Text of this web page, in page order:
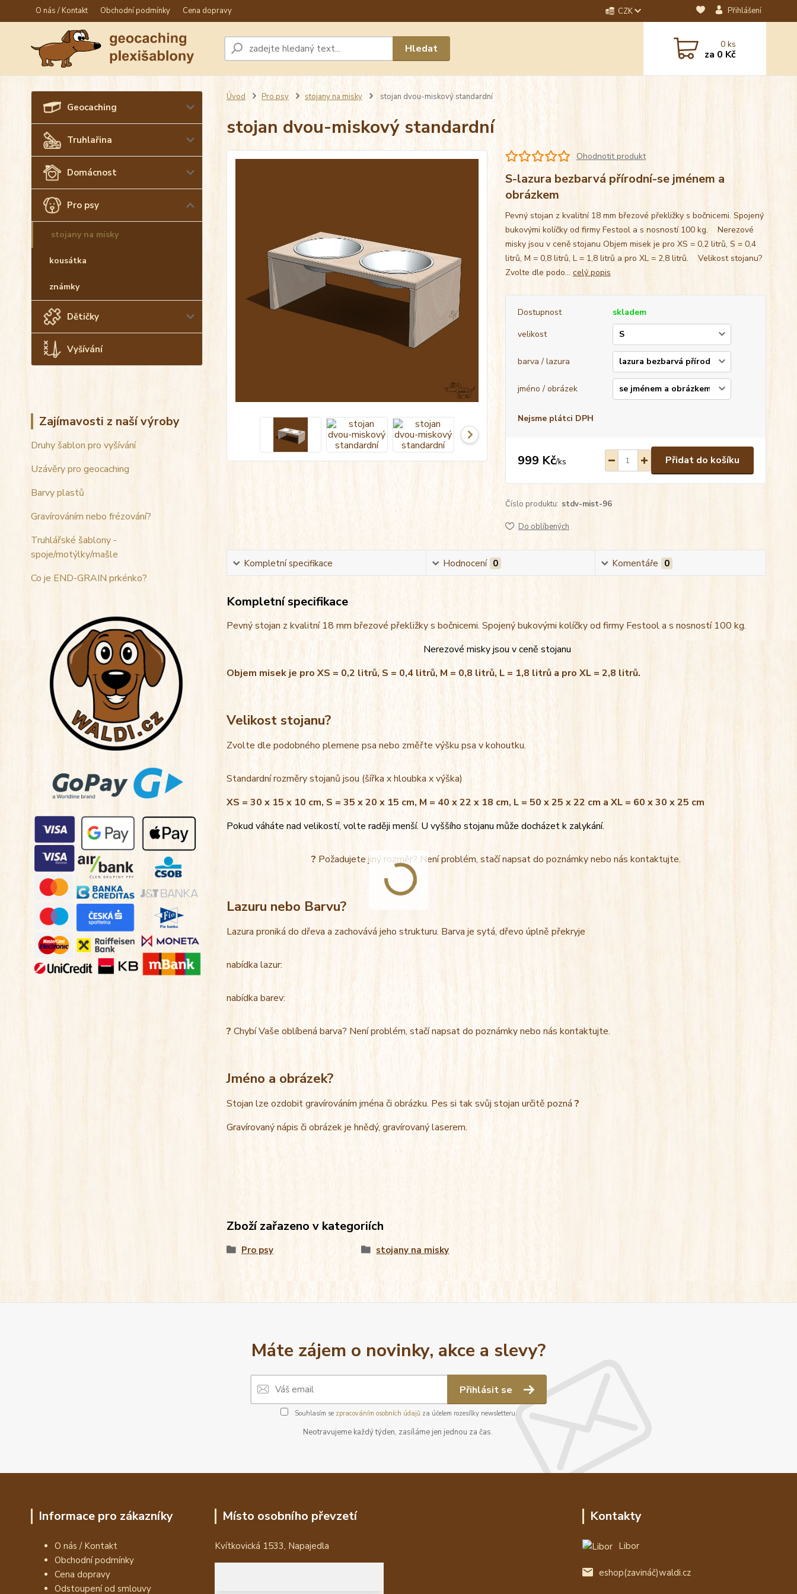
O nás / Kontakt Obchodní podmínky Cena dopravy CZK Přihlášení
Hledat 0ks
za 0 Kč
Geocaching
Truhlařina
Domácnost
Pro psy
stojany na misky
kousátka
známky
Dětičky
Vyšívání
Zajímavosti z naší výroby
Druhy šablon pro vyšívání
Uzávěry pro geocaching
Barvy plastů
Gravírováním nebo frézování?
Truhlářské šablony -
spoje/motýlky/mašle
Co je END-GRAIN prkénko?
Úvod Pro psy stojany na misky stojan dvou-miskový standardní
stojan dvou-miskový standardní
Ohodnotit produkt
S-lazura bezbarvá přírodní-se jménem a
obrázkem
Pevný stojan z kvalitní 18 mm březové překližky s bočnicemi. Spojený
bukovými kolíčky od firmy Festool a s nosností 100 kg. Nerezové
misky jsou v ceně stojanu Objem misek je pro XS = 0,2 litrů, S = 0,4
litrů, M = 0,8 litrů, L = 1,8 litrů a pro XL = 2,8 litrů. Velikost stojanu?
Zvolte dle podo... celý popis
Dostupnost
skladem
velikost
barva / lazura
jméno / obrázek
Nejsme plátci DPH
999 Kč/ks Přidat do košíku
Číslo produktu: stdv-mist-96
Do oblíbených
Kompletní specifikace Hodnocení 0 Komentáře 0
Kompletní specifikace
Pevný stojan z kvalitní 18 mm březové překližky s bočnicemi. Spojený bukovými kolíčky od firmy Festool a s nosností 100 kg.
Nerezové misky jsou v ceně stojanu
Objem misek je pro XS = 0,2 litrů, S = 0,4 litrů, M = 0,8 litrů, L = 1,8 litrů a pro XL = 2,8 litrů.
Velikost stojanu?
Zvolte dle podobného plemene psa nebo změřte výšku psa v kohoutku.
Standardní rozměry stojanů jsou (šířka x hloubka x výška)
XS = 30 x 15 x 10 cm, S = 35 x 20 x 15 cm, M = 40 x 22 x 18 cm, L = 50 x 25 x 22 cm a XL = 60 x 30 x 25 cm
Pokud váháte nad velikostí, volte raději menší. U vyššího stojanu může docházet k zalykání.
? Požadujete jiný rozměr? Není problém, stačí napsat do poznámky nebo nás kontaktujte.
Lazuru nebo Barvu?
Lazura proniká do dřeva a zachovává jeho strukturu. Barva je sytá, dřevo úplně překryje
nabídka lazur:
nabídka barev:
? Chybí Vaše oblíbená barva? Není problém, stačí napsat do poznámky nebo nás kontaktujte.
Jméno a obrázek?
Stojan lze ozdobit gravírováním jména či obrázku. Pes si tak svůj stojan určitě pozná?
Gravírovaný nápis či obrázek je hnědý, gravírovaný laserem.
Zboží zařazeno v kategoriích
Pro psy stojany na misky
Máte zájem o novinky, akce a slevy?
Přihlásit se
Souhlasím se zpracováním osobních údajůza účelem rozesílky newsletteru.
Neotravujeme každý týden, zasíláme jen jednou za čas.
Informace pro zákazníky
O nás / Kontakt
Obchodní podmínky
Cena dopravy
Odstoupení od smlouvy
Místo osobního převzetí
Kvítkovická 1533, Napajedla
Kontakty
Libor
eshop(zavináč)waldi.cz